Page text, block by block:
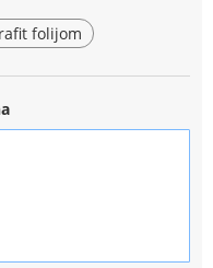
folijom